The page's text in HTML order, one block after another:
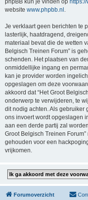
phpBB kun je vinden op
website www.phpbb.nl .
Je verklaart geen berichten te
lasterlijk, haatdragend,
materiaal bevat die de wetten
Belgisch Treinen Forum” is
schenden. Het plaatsen van
onmiddellijke ingang en
kan je provider worden
opgeslagen om deze
akkoord dat “Het Groot
onderwerp te verwijderen, te
dit nodig achten. Als gebruiker
ons invoert wordt opgeslagen
aan een derde partij zal
Groot Belgisch Treinen
gehouden voor een
vrijkomen.
Forumoverzicht